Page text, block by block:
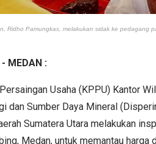
Ridho Pamungkas, melakukan sidak ke pedagang
- MEDAN :
Usaha (KPPU) Kantor
dan Sumber Daya Mineral
Sumatera Utara melakukan
Medan, untuk memantau